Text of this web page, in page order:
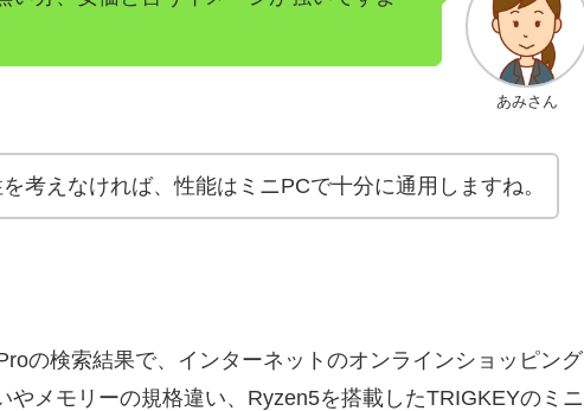
あみさん
考えなければ、性能はミニPCで十分に通用しますね。
の検索結果で、インターネットのオンラインショッピング
メモリーの規格違い、Ryzen5を搭載したTRIGKEYのミニ